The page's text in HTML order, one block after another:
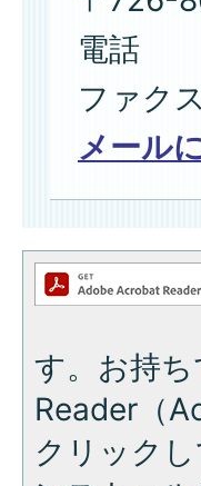
電話
ファク
メール
す。お持
Reader（
クリック